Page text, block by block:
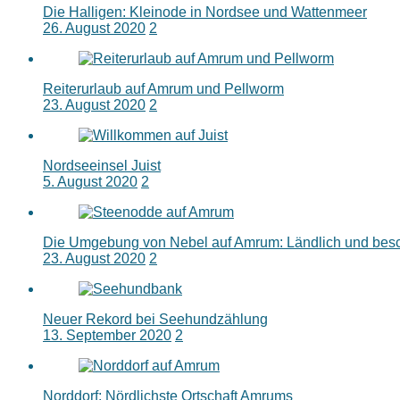
Die Halligen: Kleinode in Nordsee und Wattenmeer
26. August 2020 2
Reiterurlaub auf Amrum und Pellworm
23. August 2020 2
Nordseeinsel Juist
5. August 2020 2
Die Umgebung von Nebel auf Amrum: Ländlich und
23. August 2020 2
Neuer Rekord bei Seehundzählung
13. September 2020 2
Norddorf: Nördlichste Ortschaft Amrums